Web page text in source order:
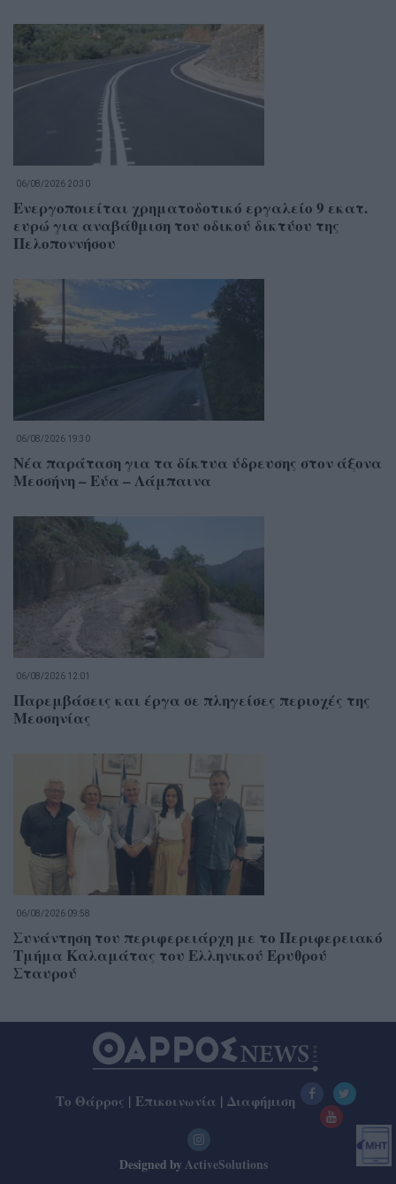
06/08/2026 20:30
Ενεργοποιείται χρηματοδοτικό εργαλείο 9 εκατ.
ευρώ για αναβάθμιση του οδικού δικτύου της
Πελοποννήσου
06/08/2026 19:30
Νέα παράταση για τα δίκτυα ύδρευσης στον άξονα
Μεσσήνη – Εύα – Λάμπαινα
06/08/2026 12:01
Παρεμβάσεις και έργα σε πληγείσες περιοχές της
Μεσσηνίας
06/08/2026 09:58
Συνάντηση του περιφερειάρχη με το Περιφερειακό
Τμήμα Καλαμάτας του Ελληνικού Ερυθρού
Σταυρού
Το Θάρρος | Επικοινωνία | Διαφήμιση
Designed by ActiveSolutions